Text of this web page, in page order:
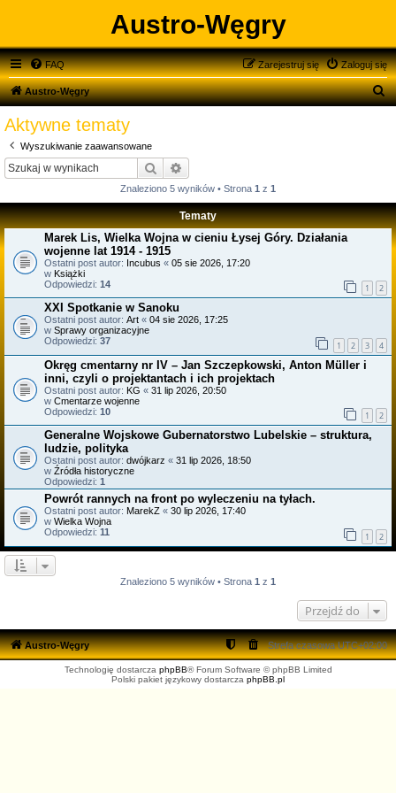
Austro-Węgry
FAQ Zaloguj się
Zarejestruj się
Austro-Węgry
S
Aktywne tematy
Wyszukiwanie zaawansowane
Szukaj
Znaleziono 5 wyników • Strona 1 z 1
Tematy
Marek Lis, Wielka Wojna w cieniu Łysej Góry. Działania
wojenne lat 1914 - 1915
Ostatni post autor: Incubus « 05 sie 2026, 17:20
w Książki
Odpowiedzi: 14 1 2
XXI Spotkanie w Sanoku
Ostatni post autor: Art « 04 sie 2026, 17:25
w Sprawy organizacyjne
Odpowiedzi: 37 1 2 3 4
Okręg cmentarny nr IV – Jan Szczepkowski, Anton Müller i
inni, czyli o projektantach i ich projektach
Ostatni post autor: KG « 31 lip 2026, 20:50
w Cmentarze wojenne
Odpowiedzi: 10 1 2
Generalne Wojskowe Gubernatorstwo Lubelskie – struktura,
ludzie, polityka
Ostatni post autor: dwójkarz « 31 lip 2026, 18:50
w Źródła historyczne
Odpowiedzi: 1
Powrót rannych na front po wyleczeniu na tyłach.
Ostatni post autor: MarekZ « 30 lip 2026, 17:40
w Wielka Wojna
Odpowiedzi: 11 1 2
Znaleziono 5 wyników • Strona 1 z 1
Przejdź do
Austro-Węgry Strefa czasowaUTC+02:00
Technologię dostarcza phpBB® Forum Software © phpBB Limited
Polski pakiet językowy dostarcza phpBB.pl